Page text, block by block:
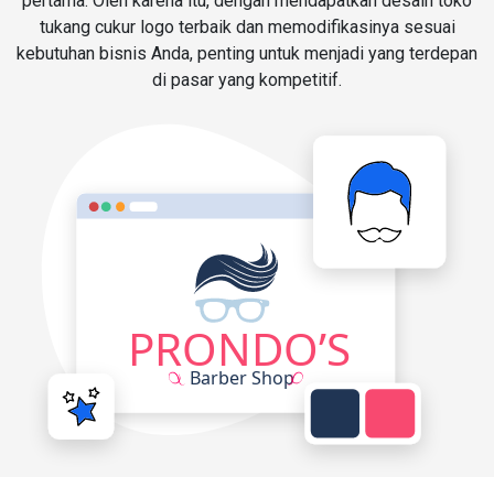
tukang cukur logo terbaik dan memodifikasinya sesuai
kebutuhan bisnis Anda, penting untuk menjadi yang terdepan
di pasar yang kompetitif.